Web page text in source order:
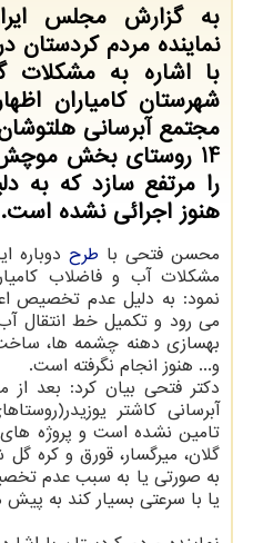
به گزارش مجلس
نماینده مردم
با اشاره به مشکلات
شهرستان کامیاران
مجتمع آبرسانی
14 روستای بخش
را مرتفع سازد کە بە
هنوز اجرائی نشدە است.
محسن فتحی با طرح دوبارە
مشکلات آب و فاضلاب
نمود: بە دلیل عدم تخصیص
می رود و تکمیل خط انتقال
بهسازی دهنه چشمه ها،
و... هنوز انجام نگرفته است.
دکتر فتحی بیان کرد: بعد از
آبرسانی کاشتر
تامین نشده است و پروژه های
گلان، میرگسار، قورق و کره
به صورتی یا به سبب عدم
یا با سرعتی بسیار کند به پیش